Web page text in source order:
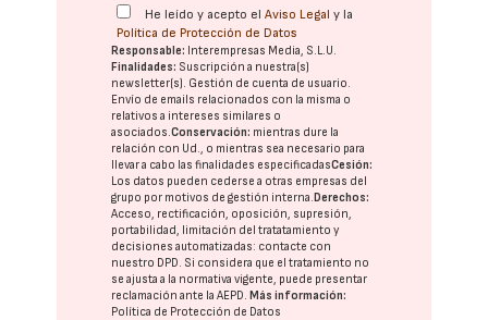
He leído y acepto elAviso Legal y la
Política de Protección de Datos
Responsable: Interempresas Media, S.L.U.
Finalidades: Suscripción a nuestra(s)
newsletter(s). Gestión de cuenta de usuario.
Envío de emails relacionados con la misma o
relativos a intereses similares o
asociados.Conservación: mientras dure la
relación con Ud., o mientras sea necesario para
llevar a cabo las finalidades especificadasCesión:
Los datos pueden cederse a otras empresas del
grupo por motivos de gestión interna.Derechos:
Acceso, rectificación, oposición, supresión,
portabilidad, limitación del tratatamiento y
decisiones automatizadas: contacte con
nuestro DPD. Si considera que el tratamiento no
se ajusta a la normativa vigente, puede presentar
reclamación ante laAEPD.Más información:
Política de Protección de Datos